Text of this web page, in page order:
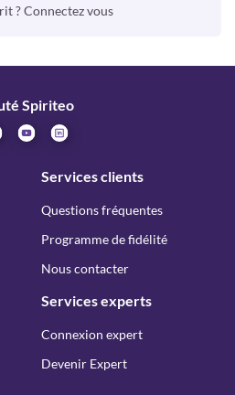
? Connectez vous
Spiriteo
Services clients
Questions fréquentes
Programme de fidélité
Nous contacter
Services experts
Connexion expert
Devenir Expert